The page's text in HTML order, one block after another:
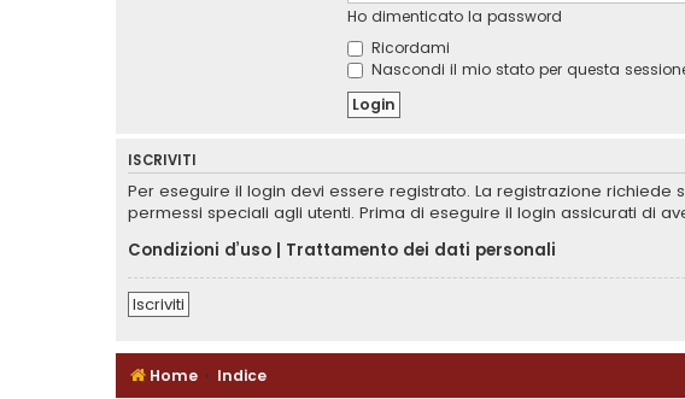
Ho dimenticato la password
Ricordami
Nascondi il mio stato per questa
ISCRIVITI
Per eseguire il login devi essere registrato. La registrazione
permessi speciali agli utenti. Prima di eseguire il login assicurati di
Condizioni d’uso
Trattamento dei dati personali
Iscriviti
Home Indice